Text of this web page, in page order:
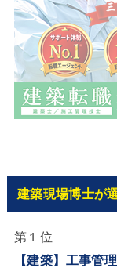
建築現場博士が
第１位
【建築】工事管